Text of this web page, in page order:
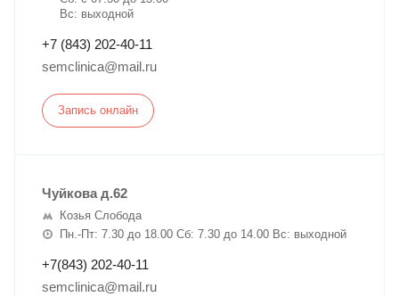
Вс: выходной
+7 (843) 202-40-11
semclinica@mail.ru
Запись онлайн
Чуйкова д.62
Козья Слобода
Пн.-Пт: 7.30 до 18.00 Сб: 7.30 до 14.00 Вс: выходной
+7(843) 202-40-11
semclinica@mail.ru